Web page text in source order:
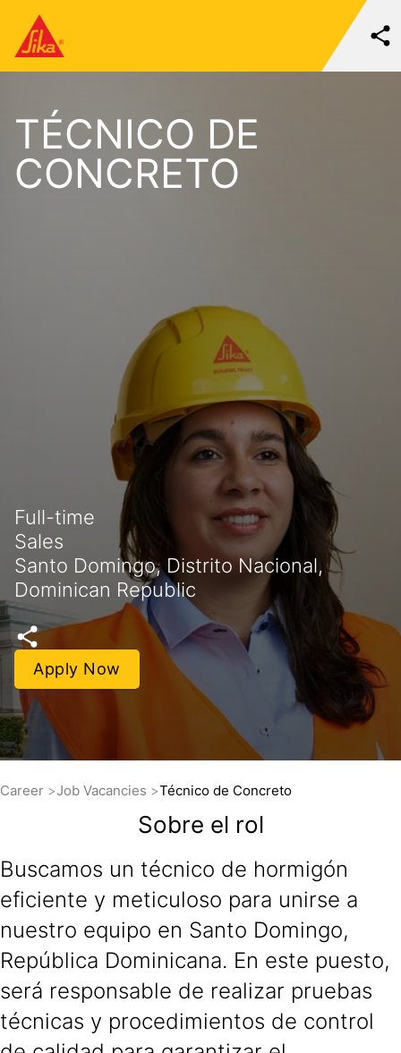
TÉCNICO DE
CONCRETO
Full-time
Sales
Santo Domingo, Distrito Nacional,
Dominican Republic
Apply Now
Career Job Vacancies Técnico de Concreto
Sobre el rol
Buscamos un técnico de hormigón
eficiente y meticuloso para unirse a
nuestro equipo en Santo Domingo,
República Dominicana. En este puesto,
será responsable de realizar pruebas
técnicas y procedimientos de control